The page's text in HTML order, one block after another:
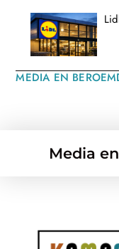
MEDIA EN
Media